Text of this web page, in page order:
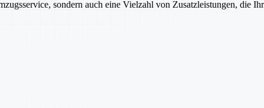
sondern auch eine Vielzahl von Zusatzleistungen, die